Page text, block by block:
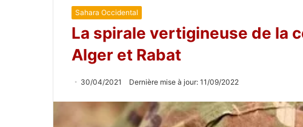
Sahara Occidental
La spirale vertigineuse de la
Alger et Rabat
30/04/2021 Dernière mise à jour: 11/09/2022